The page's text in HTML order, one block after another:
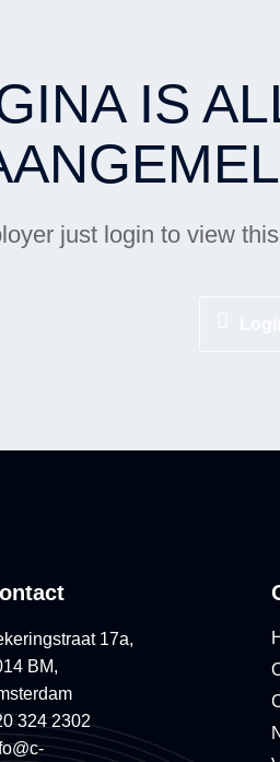
IS
just login to view
17a,
BM,
324 2302